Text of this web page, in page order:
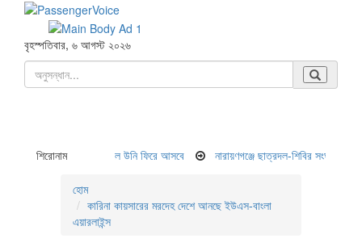
বৃহস্পতিবার, ৬ আগস্ট ২০২৬
শিরোনাম
কমনসেন্স বলে উনি ফিরে আসবে নারায়ণগঞ্জে ছাত্রদল-শিবির সংর্ঘষ,আহত ৫
হোম
কারিনা কায়সারের মরদেহ দেশে আনছে ইউএস-বাংলা
এয়ারলাইন্স